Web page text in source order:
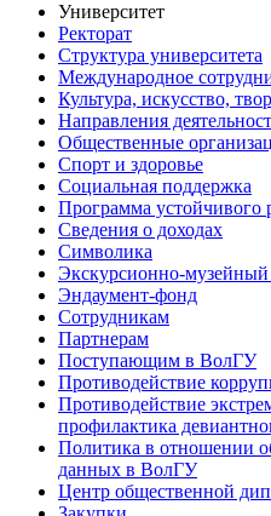
Университет
Ректорат
Структура университета
Международное
Культура, искусство,
Направления
Общественные
Спорт и здоровье
Социальная поддержка
Программа устойчивого
Сведения о доходах
Символика
Экскурсионно-музейный
Эндаумент-фонд
Сотрудникам
Партнерам
Поступающим в ВолГУ
Противодействие
Противодействие
профилактика
Политика в отношении
данных в ВолГУ
Центр общественной